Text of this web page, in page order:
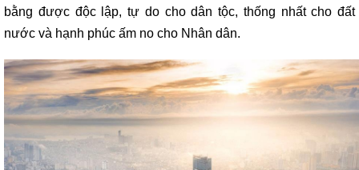
bằng được độc lập, tự do cho dân tộc, thống nhất cho đất
nước và hạnh phúc ấm no cho Nhân dân.